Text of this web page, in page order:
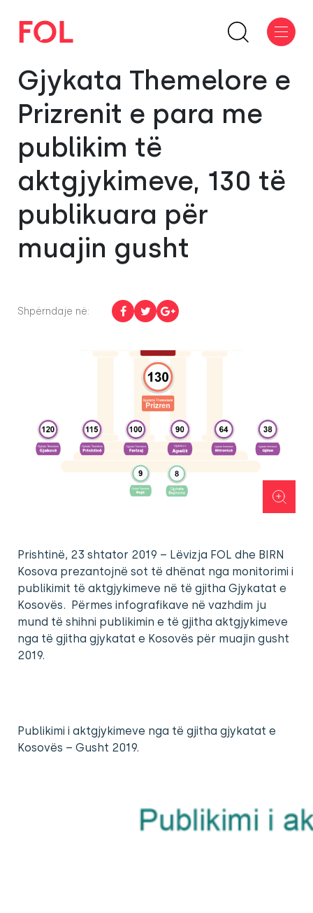
Gjykata Themelore e
Prizrenit e para me
publikim të
aktgjykimeve, 130 të
publikuara për
muajin gusht
Shpërndaje në:
Prishtinë, 23 shtator 2019 – Lëvizja FOL dhe BIRN
Kosova prezantojnë sot të dhënat nga monitorimi i
publikimit të aktgjykimeve në të gjitha Gjykatat e
Kosovës. Përmes infografikave në vazhdim ju
mund të shihni publikimin e të gjitha aktgjykimeve
nga të gjitha gjykatat e Kosovës për muajin gusht
2019.
Publikimi i aktgjykimeve nga të gjitha gjykatat e
Kosovës – Gusht 2019.